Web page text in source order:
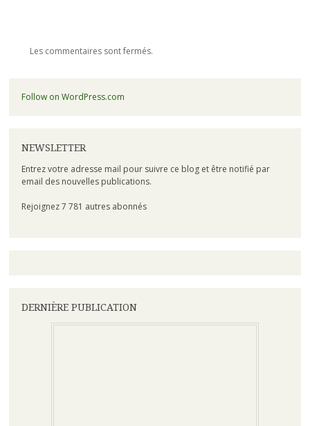
Les commentaires sont fermés.
Follow on WordPress.com
NEWSLETTER
Entrez votre adresse mail pour suivre ce blog et être notifié par
email des nouvelles publications.
Rejoignez 7 781 autres abonnés
DERNIÈRE PUBLICATION